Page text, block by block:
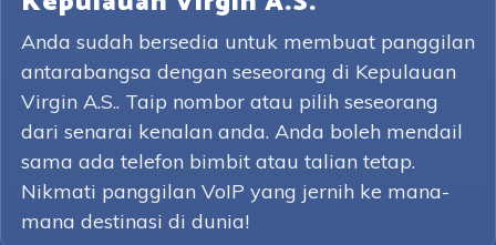
Anda sudah bersedia untuk membuat panggilan
antarabangsa dengan seseorang di Kepulauan
Virgin A.S.. Taip nombor atau pilih seseorang
dari senarai kenalan anda. Anda boleh mendail
sama ada telefon bimbit atau talian tetap.
Nikmati panggilan VoIP yang jernih ke mana-
mana destinasi di dunia!